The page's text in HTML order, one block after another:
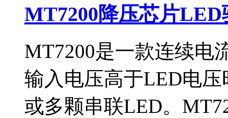
MT7200降压芯片
MT7200是一款连续电
输入电压高于LED电
或多颗串联LED。